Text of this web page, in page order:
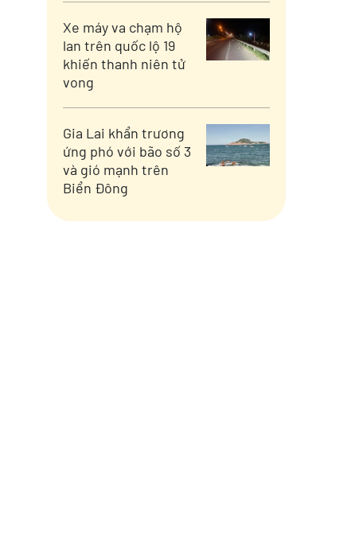
Xe máy va chạm hộ
lan trên quốc lộ 19
khiến thanh niên tử
vong
Gia Lai khẩn trương
ứng phó với bão số 3
và gió mạnh trên
Biển Đông